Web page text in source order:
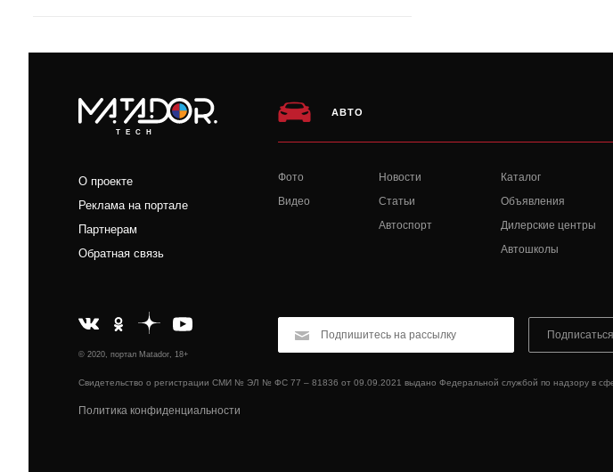
TECH
О проекте
Реклама на портале
Партнерам
Обратная связь
АВТО
Фото
Видео
Новости
Статьи
Автоспорт
Каталог
Объявления
Дилерские центры
Автошколы
© 2020, портал Matador, 18+
Свидетельство о регистрации СМИ № ЭЛ № ФС 77 – 81836 от 09.09.2021 выдано Федеральной службой по надзору в
Политика конфиденциальности
Подписаться